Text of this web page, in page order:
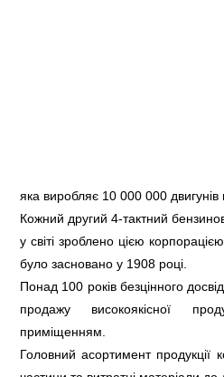
яка виробляє 10 000 000 двигунів
Кожний другий 4-тактний
у світі зроблено цією
було засновано у 1908 році.
Понад 100 років безцінного
продажу високоякісної
приміщенням.
Головний асортимент продукції